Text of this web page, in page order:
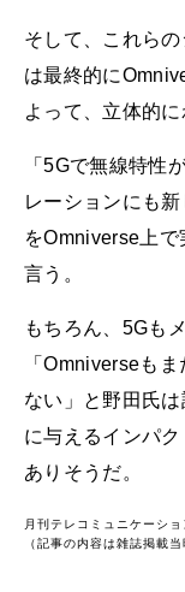
そして、これら
は最終的に
よって、立体的
「5Gで無線特性
レーションにも
をOmniverse上
言う。
もちろん、5Gも
「Omniverseも
ない」と野田氏
に与えるインパ
ありそうだ。
月刊テレコミュニケーシ
（記事の内容は雑誌掲載